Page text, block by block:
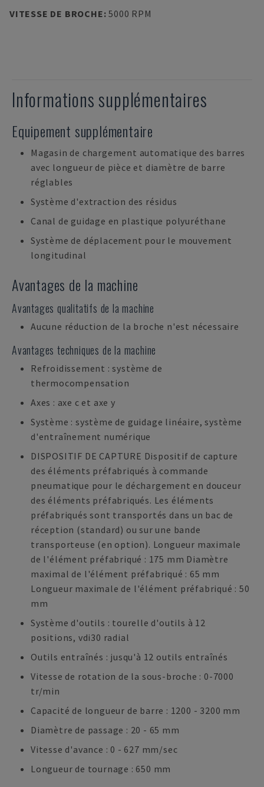
VITESSE DE BROCHE:5000 RPM
Informations supplémentaires
Equipement supplémentaire
Magasin de chargement automatique des barres
avec longueur de pièce et diamètre de barre
réglables
Système d'extraction des résidus
Canal de guidage en plastique polyuréthane
Système de déplacement pour le mouvement
longitudinal
Avantages de la machine
Avantages qualitatifs de la machine
Aucune réduction de la broche n'est nécessaire
Avantages techniques de la machine
Refroidissement : système de
thermocompensation
Axes : axe c et axe y
Système : système de guidage linéaire, système
d'entraînement numérique
DISPOSITIF DE CAPTURE Dispositif de capture
des éléments préfabriqués à commande
pneumatique pour le déchargement en douceur
des éléments préfabriqués. Les éléments
préfabriqués sont transportés dans un bac de
réception (standard) ou sur une bande
transporteuse (en option). Longueur maximale
de l'élément préfabriqué : 175 mm Diamètre
maximal de l'élément préfabriqué : 65 mm
Longueur maximale de l'élément préfabriqué : 50
mm
Système d'outils : tourelle d'outils à 12
positions, vdi30 radial
Outils entraînés : jusqu'à 12 outils entraînés
Vitesse de rotation de la sous-broche : 0-7000
tr/min
Capacité de longueur de barre : 1200 - 3200 mm
Diamètre de passage : 20 - 65 mm
Vitesse d'avance : 0 - 627 mm/sec
Longueur de tournage : 650 mm